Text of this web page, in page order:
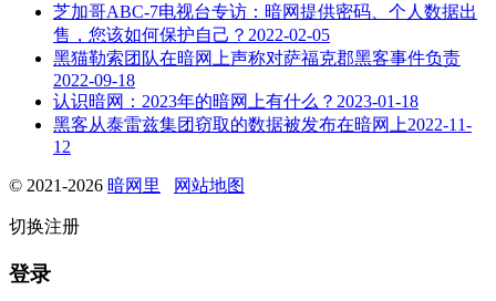
芝加哥ABC-7电视台专访：暗网提供密码、个人数据出
售，您该如何保护自己？ 2022-02-05
黑猫勒索团队在暗网上声称对萨福克郡黑客事件负责
2022-09-18
认识暗网：2023年的暗网上有什么？ 2023-01-18
黑客从泰雷兹集团窃取的数据被发布在暗网上2022-11-
12
© 2021-2026 暗网里 网站地图
切换注册
登录